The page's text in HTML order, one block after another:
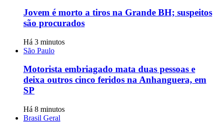
Jovem é morto a tiros na Grande BH; suspeitos
são procurados
Há 3 minutos
São Paulo
Motorista embriagado mata duas pessoas e
deixa outros cinco feridos na Anhanguera, em
SP
Há 8 minutos
Brasil Geral